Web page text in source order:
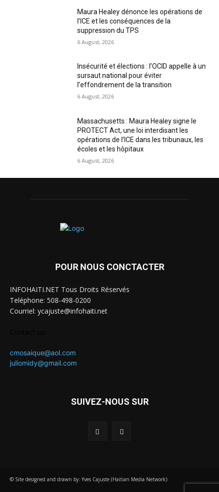
Maura Healey dénonce les opérations de
l’ICE et les conséquences de la
suppression du TPS
6 August, 2026
Insécurité et élections : l’OCID appelle à un
sursaut national pour éviter
l’effondrement de la transition
6 August, 2026
Massachusetts : Maura Healey signe le
PROTECT Act, une loi interdisant les
opérations de l’ICE dans les tribunaux, les
écoles et les hôpitaux
6 August, 2026
POUR NOUS CONCTACTER
INFOHAITI.NET Tous Droits Réservés
Teléphone: 508-498-0200
Courriel: ycajuste@infohaiti.net
cmosaique@aol.com
juliomidy@gmail.com
SUIVEZ-NOUS SUR
© Site designed and drawn by: Yves Cajuste (Haitian Media Network)